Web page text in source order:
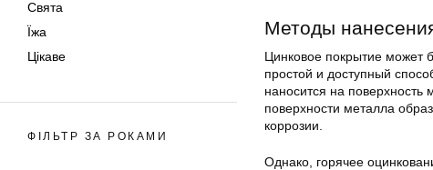
Свята
Їжа
Цікаве
ФІЛЬТР ЗА РОКАМИ
Методы
Цинковое покрытие может
простой и доступный
наносится на поверхность
поверхности металла
коррозии.
Однако, горячее